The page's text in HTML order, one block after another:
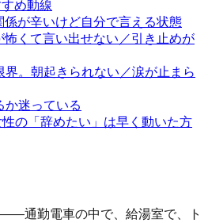
め動線
係が辛いけど自分で言える状態
怖くて言い出せない／引き止めが
界。朝起きられない／涙が止まら
か迷っている
の「辞めたい」は早く動いた方
——通勤電車の中で、給湯室で、ト